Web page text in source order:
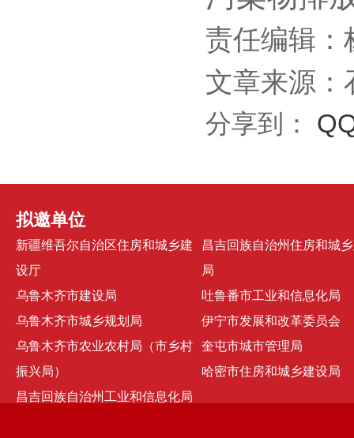
责任编辑：
文章来源：
分享到：
拟邀单位
新疆维吾尔自治区住房和城乡建
设厅
乌鲁木齐市建设局
乌鲁木齐市城乡规划局
乌鲁木齐市农业农村局（市乡村
振兴局）
昌吉回族自治州工业和信息化局
昌吉回族自治州住房和城
局
吐鲁番市工业和信息化局
伊宁市发展和改革委员会
奎屯市城市管理局
哈密市住房和城乡建设局